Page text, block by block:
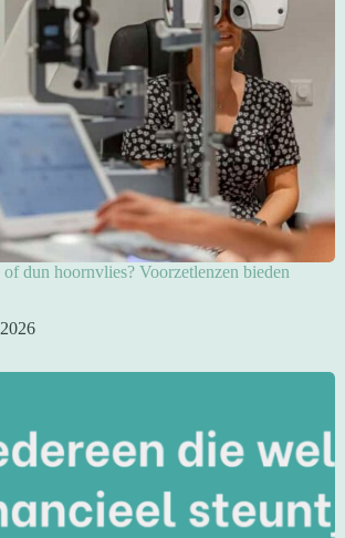
dun hoornvlies? Voorzetlenzen bieden